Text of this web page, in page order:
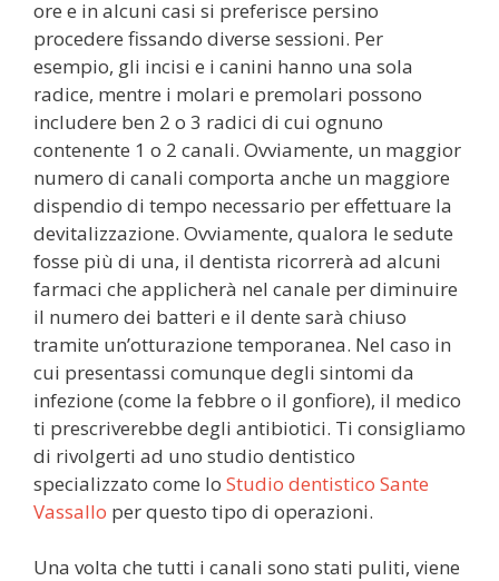
ore e in alcuni casi si preferisce persino
procedere fissando diverse sessioni. Per
esempio, gli incisi e i canini hanno una sola
radice, mentre i molari e premolari possono
includere ben 2 o 3 radici di cui ognuno
contenente 1 o 2 canali. Ovviamente, un maggior
numero di canali comporta anche un maggiore
dispendio di tempo necessario per effettuare la
devitalizzazione. Ovviamente, qualora le sedute
fosse più di una, il dentista ricorrerà ad alcuni
farmaci che applicherà nel canale per diminuire
il numero dei batteri e il dente sarà chiuso
tramite un’otturazione temporanea. Nel caso in
cui presentassi comunque degli sintomi da
infezione (come la febbre o il gonfiore), il medico
ti prescriverebbe degli antibiotici. Ti consigliamo
di rivolgerti ad uno studio dentistico
specializzato come lo Studio dentistico Sante
Vassallo per questo tipo di operazioni.
Una volta che tutti i canali sono stati puliti, viene